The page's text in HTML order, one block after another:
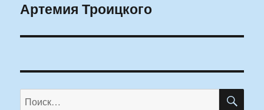
запись:
Артемия Троицкого
Искать: